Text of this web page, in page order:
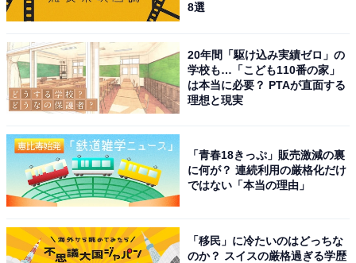
土湯温泉 ホテル山水荘（画像：「土湯温泉 ホテル山水荘」公式Webサイト
より）
8選
20年間「駆け込み実績ゼロ」の
学校も…「こども110番の家」
は本当に必要？ PTAが直面する
理想と現実
「青春18きっぷ」販売激減の裏
に何が？ 連続利用の厳格化だけ
ではない「本当の理由」
「移民」に冷たいのはどっちな
のか？ スイスの厳格過ぎる学歴